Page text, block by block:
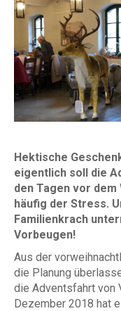
Hektische
eigentlich soll die
den Tagen vor
häufig der Stress.
Familienkrach
Vorbeugen!
Aus der
die Planung
die Adventsfahrt von
Dezember 2018 hat